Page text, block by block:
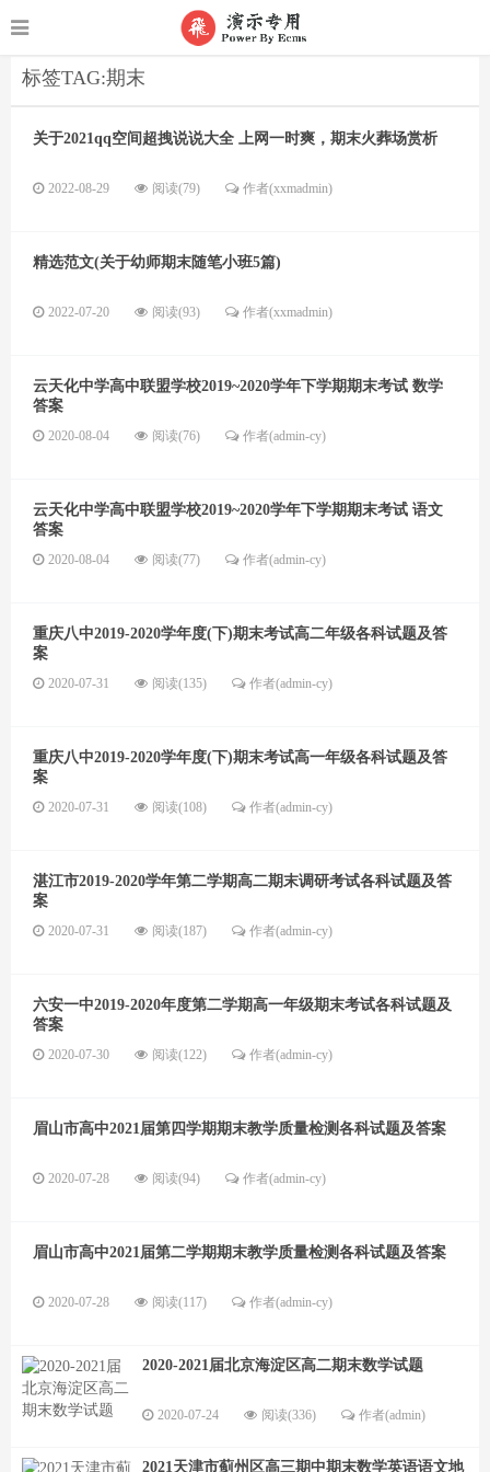
标签TAG:期末
关于2021qq空间超拽说说大全 上网一时爽，期末火葬场赏析
2022-08-29 阅读(79) 作者(xxmadmin)
精选范文(关于幼师期末随笔小班5篇)
2022-07-20 阅读(93) 作者(xxmadmin)
云天化中学高中联盟学校2019~2020学年下学期期末考试 数学
答案
2020-08-04 阅读(76) 作者(admin-cy)
云天化中学高中联盟学校2019~2020学年下学期期末考试 语文
答案
2020-08-04 阅读(77) 作者(admin-cy)
重庆八中2019-2020学年度(下)期末考试高二年级各科试题及答
案
2020-07-31 阅读(135) 作者(admin-cy)
重庆八中2019-2020学年度(下)期末考试高一年级各科试题及答
案
2020-07-31 阅读(108) 作者(admin-cy)
湛江市2019-2020学年第二学期高二期末调研考试各科试题及答
案
2020-07-31 阅读(187) 作者(admin-cy)
六安一中2019-2020年度第二学期高一年级期末考试各科试题及
答案
2020-07-30 阅读(122) 作者(admin-cy)
眉山市高中2021届第四学期期末教学质量检测各科试题及答案
2020-07-28 阅读(94) 作者(admin-cy)
眉山市高中2021届第二学期期末教学质量检测各科试题及答案
2020-07-28 阅读(117) 作者(admin-cy)
2020-2021届北京海淀区高二期末数学试题
2020-07-24 阅读(336) 作者(admin)
2021天津市蓟州区高三期中期末数学英语语文地